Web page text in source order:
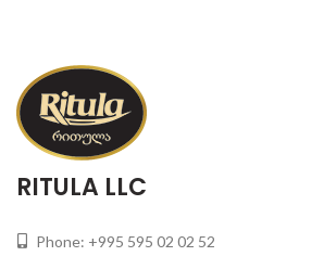
RITULA LLC
Phone: +995 595 02 02 52